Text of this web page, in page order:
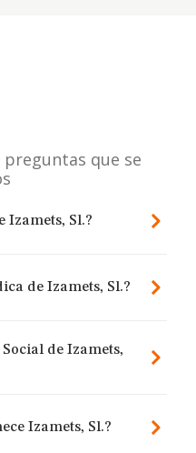
preguntas que se
Izamets, Sl.?
de Izamets, Sl.?
de Izamets,
Izamets, Sl.?